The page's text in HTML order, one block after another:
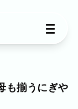
をご覧い
も揃うにぎや